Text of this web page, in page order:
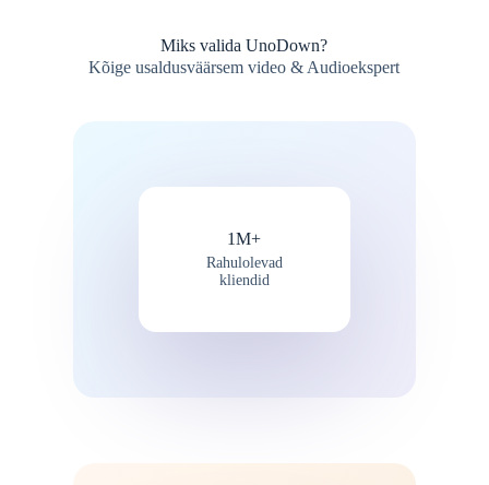
Miks valida UnoDown?
Kõige usaldusväärsem video & Audioekspert
1M+
Rahulolevad
kliendid